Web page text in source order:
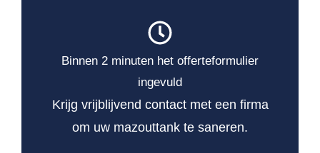
Binnen 2 minuten het offerteformulier
ingevuld
Krijg vrijblijvend contact met een firma
om uw mazouttank te saneren.